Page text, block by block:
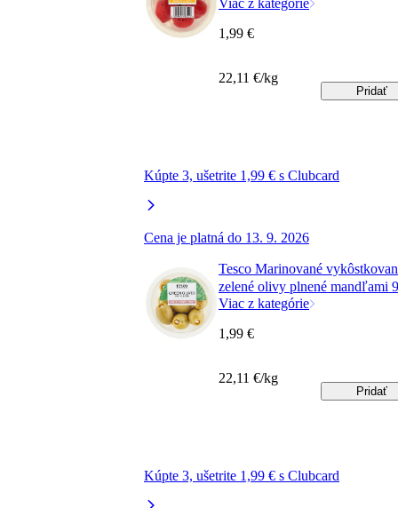
Kúpte 3, ušetrite 1,99 € s Clubcard
Cena je platná do 13. 9. 2026
1,99 €
22,11 €/kg
Pridať
Tesco Marinované
zelené olivy plnené mandľami
Viac z kategórie
Kúpte 3, ušetrite 1,99 € s Clubcard
1,99 €
22,11 €/kg
Pridať